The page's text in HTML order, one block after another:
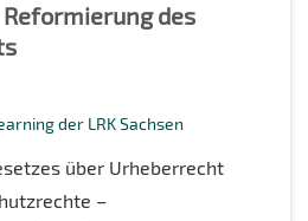
des
der LRK Sachsen
über Urheberrecht
–